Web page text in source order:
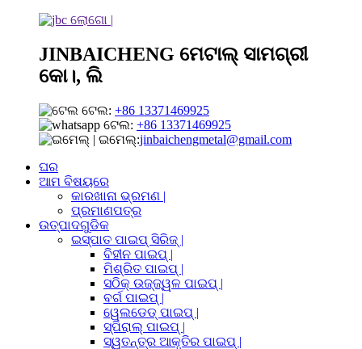
JINBAICHENG ମେଟାଲ୍ ସାମଗ୍ରୀ
କୋ।, ଲି
ଟେଲ: +86 13371469925
ଟେଲ: +86 13371469925
ଇମେଲ୍:jinbaichengmetal@gmail.com
ଘର
ଆମ ବିଷୟରେ
କାରଖାନା ଭ୍ରମଣ |
ପ୍ରମାଣପତ୍ର
ଉତ୍ପାଦଗୁଡିକ
ଇସ୍ପାତ ପାଇପ୍ ସିରିଜ୍ |
ବିହୀନ ପାଇପ୍ |
ମିଶ୍ରିତ ପାଇପ୍ |
ସଠିକ୍ ଉଜ୍ଜ୍ୱଳ ପାଇପ୍ |
ବର୍ଗ ପାଇପ୍ |
ୱେଲଡେଡ୍ ପାଇପ୍ |
ସ୍ପିରାଲ୍ ପାଇପ୍ |
ସ୍ୱତନ୍ତ୍ର ଆକୃତିର ପାଇପ୍ |